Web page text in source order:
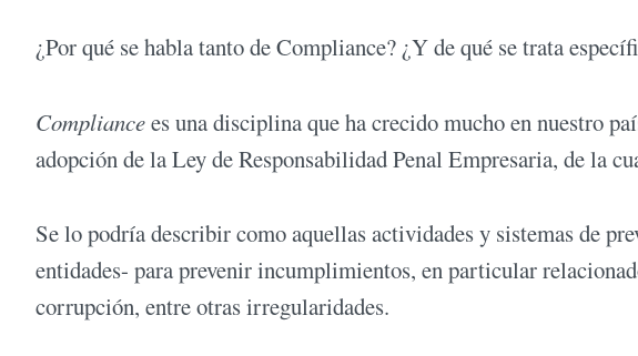
¿Por qué se habla tanto de Compliance? ¿Y de qué se trata
Compliancees una disciplina que ha crecido mucho en nuestro
adopción de la Ley de Responsabilidad Penal Empresaria, de la
Se lo podría describir como aquellas actividades y sistemas de
entidades- para prevenir incumplimientos, en particular
corrupción, entre otras irregularidades.